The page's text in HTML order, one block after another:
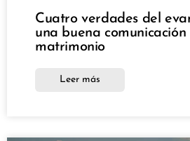
Cuatro verdades del
una buena comunicación
matrimonio
Leer más